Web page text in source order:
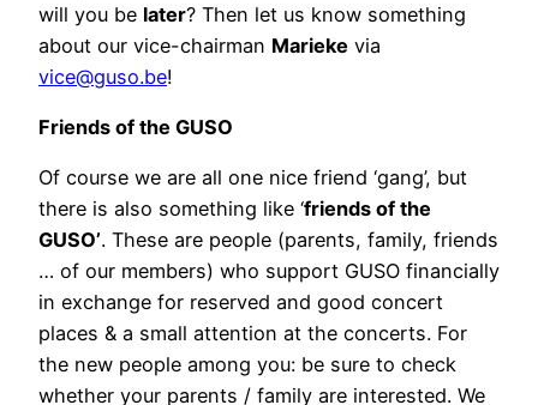
will you be later? Then let us know something
about our vice-chairman Marieke via
vice@guso.be!
Friends of the GUSO
Of course we are all one nice friend ‘gang’, but
there is also something like ‘friends of the
GUSO’. These are people (parents, family, friends
… of our members) who support GUSO financially
in exchange for reserved and good concert
places & a small attention at the concerts. For
the new people among you: be sure to check
whether your parents / family are interested. We